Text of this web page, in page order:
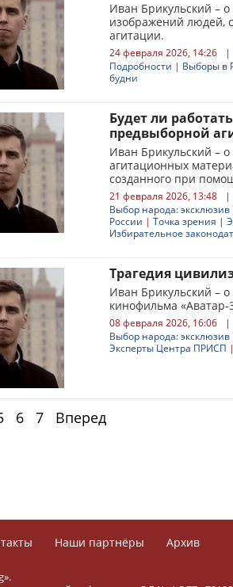
Иван Брикульский –
изображений людей,
агитации.
24 февраля 2026, 14:26 |
Подробности | Выборы в
будни
Будет ли
предвыборной
Иван Брикульский –
агитационных
созданного при
21 февраля 2026, 13:48 |
Выбор народа: эксклюзив
России | Точка зрения |
Избирательное
Трагедия
Иван Брикульский –
кинофильма «Аватар-
08 февраля 2026, 16:06 |
Выбор народа: эксклюзив
Эксперты Центра ПРИСП |
6 7 Вперед
Наши партнёры Архив